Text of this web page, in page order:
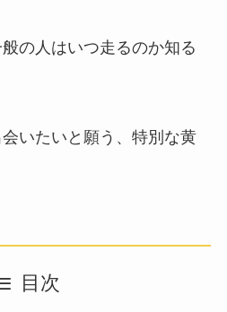
の人はいつ走るのか知る
いたいと願う、特別な黄
目次